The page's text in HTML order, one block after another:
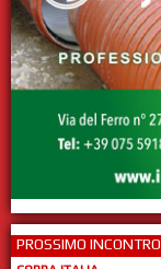
PROSSIMO INCONTRO